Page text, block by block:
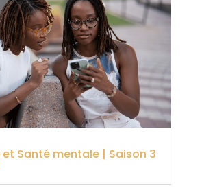
et Santé mentale | Saison 3